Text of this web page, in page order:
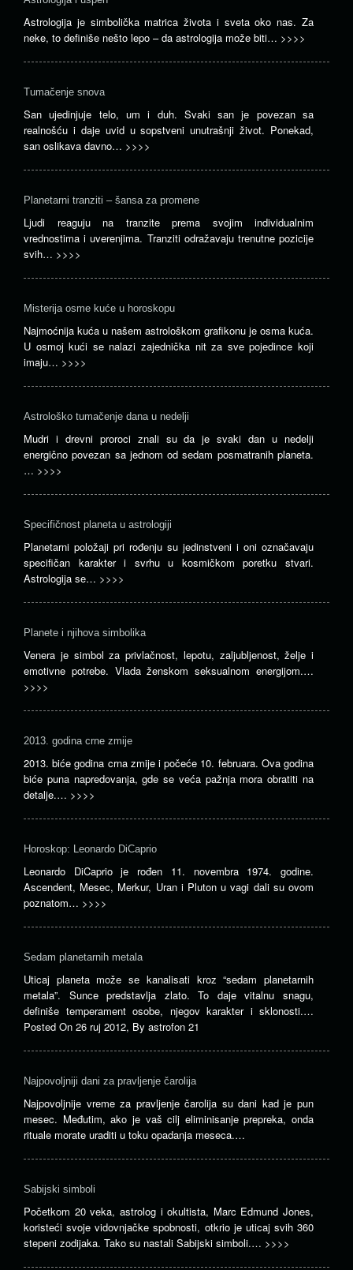
Astrologija je simbolička matrica života i sveta oko nas. Za
neke, to definiše nešto lepo – da astrologija može biti… >>>>
Tumačenje snova
San ujedinjuje telo, um i duh. Svaki san je povezan sa
realnošću i daje uvid u sopstveni unutrašnji život. Ponekad,
san oslikava davno… >>>>
Planetarni tranziti – šansa za promene
Ljudi reaguju na tranzite prema svojim individualnim
vrednostima i uverenjima. Tranziti odražavaju trenutne pozicije
svih… >>>>
Misterija osme kuće u horoskopu
Najmoćnija kuća u našem astrološkom grafikonu je osma kuća.
U osmoj kući se nalazi zajednička nit za sve pojedince koji
imaju… >>>>
Astrološko tumačenje dana u nedelji
Mudri i drevni proroci znali su da je svaki dan u nedelji
energično povezan sa jednom od sedam posmatranih planeta.
… >>>>
Specifičnost planeta u astrologiji
Planetarni položaji pri rođenju su jedinstveni i oni označavaju
specifičan karakter i svrhu u kosmičkom poretku stvari.
Astrologija se… >>>>
Planete i njihova simbolika
Venera je simbol za privlačnost, lepotu, zaljubljenost, želje i
emotivne potrebe. Vlada ženskom seksualnom energijom.…
>>>>
2013. godina crne zmije
2013. biće godina crna zmije i počeće 10. februara. Ova godina
biće puna napredovanja, gde se veća pažnja mora obratiti na
detalje.… >>>>
Horoskop: Leonardo DiCaprio
Leonardo DiCaprio je rođen 11. novembra 1974. godine.
Ascendent, Mesec, Merkur, Uran i Pluton u vagi dali su ovom
poznatom… >>>>
Sedam planetarnih metala
Uticaj planeta može se kanalisati kroz “sedam planetarnih
metala”. Sunce predstavlja zlato. To daje vitalnu snagu,
definiše temperament osobe, njegov karakter i sklonosti.…
Posted On 26 ruj 2012, By astrofon 21
Najpovoljniji dani za pravljenje čarolija
Najpovoljnije vreme za pravljenje čarolija su dani kad je pun
mesec. Međutim, ako je vaš cilj eliminisanje prepreka, onda
rituale morate uraditi u toku opadanja meseca.…
Sabijski simboli
Početkom 20 veka, astrolog i okultista, Marc Edmund Jones,
koristeći svoje vidovnjačke spobnosti, otkrio je uticaj svih 360
stepeni zodijaka. Tako su nastali Sabijski simboli.… >>>>